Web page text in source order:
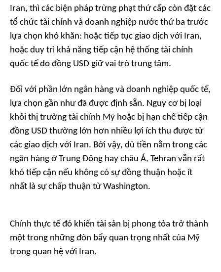
Iran, thì các biện pháp trừng phạt thứ cấp còn đặt các
tổ chức tài chính và doanh nghiệp nước thứ ba trước
lựa chọn khó khăn: hoặc tiếp tục giao dịch với Iran,
hoặc duy trì khả năng tiếp cận hệ thống tài chính
quốc tế do đồng USD giữ vai trò trung tâm.
Đối với phần lớn ngân hàng và doanh nghiệp quốc tế,
lựa chọn gần như đã được định sẵn. Nguy cơ bị loại
khỏi thị trường tài chính Mỹ hoặc bị hạn chế tiếp cận
đồng USD thường lớn hơn nhiều lợi ích thu được từ
các giao dịch với Iran. Bởi vậy, dù tiền nằm trong các
ngân hàng ở Trung Đông hay châu Á, Tehran vẫn rất
khó tiếp cận nếu không có sự đồng thuận hoặc ít
nhất là sự chấp thuận từ Washington.
Chính thực tế đó khiến tài sản bị phong tỏa trở thành
một trong những đòn bẩy quan trọng nhất của Mỹ
trong quan hệ với Iran.